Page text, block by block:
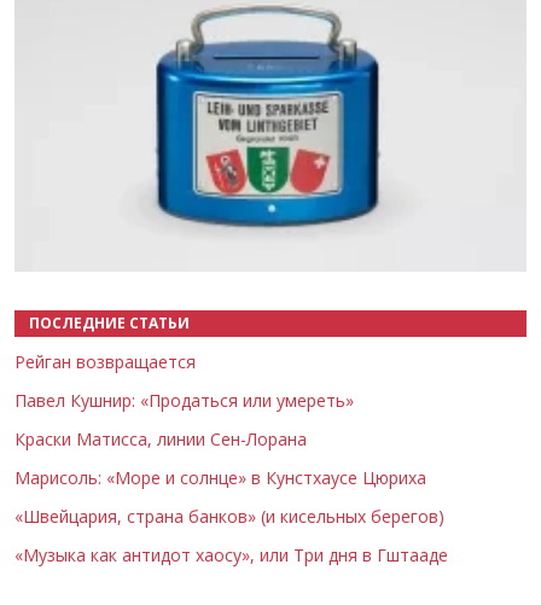
ПОСЛЕДНИЕ СТАТЬИ
Рейган возвращается
Павел Кушнир: «Продаться или умереть»
Краски Матисса, линии Сен-Лорана
Марисоль: «Море и солнце» в Кунстхаусе Цюриха
«Швейцария, страна банков» (и кисельных берегов)
«Музыка как антидот хаосу», или Три дня в Гштааде